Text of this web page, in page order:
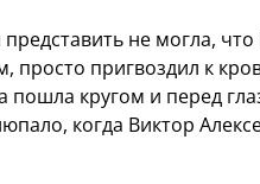
не могла,
пригвоздил к
пошла кругом и перед
когда Виктор